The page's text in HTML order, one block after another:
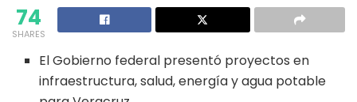
74
SHARES
El Gobierno federal presentó proyectos en
infraestructura, salud, energía y agua potable